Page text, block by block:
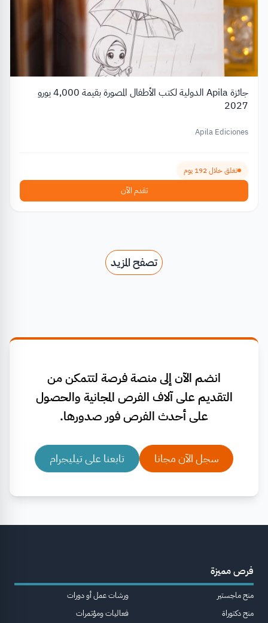
جائزة Apila الدولية لكتب الأطفال المصورة بقيمة 4,000 يورو
2027
Apila Ediciones
تغلق خلال 192 يوم
تقدم الآن
تصفح المزيد
انضم الآن إلى منصة فرصة لتتمكن من
التقديم على آلاف الفرص المجانية والحصول
على أحدث الفرص فور صدورها.
سجل الآن مجانا تابعنا على تيليجرام
فرص مميزة
منح ماجستير
منح دكتوراة
ورشات عمل أو دورات
فعاليات ومؤتمرات